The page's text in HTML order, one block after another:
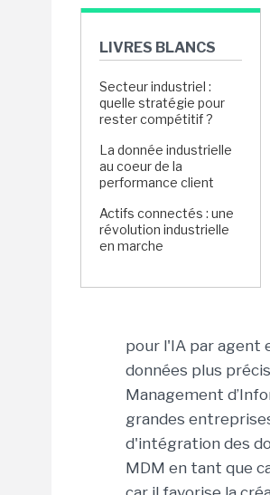
LIVRES BLANCS
Secteur industriel :
quelle stratégie pour
rester compétitif ?
La donnée industrielle
au coeur de la
performance client
Actifs connectés : une
révolution industrielle
en marche
pour l'IA par agent
données plus
Management
grandes
d'intégration des
MDM en tant que